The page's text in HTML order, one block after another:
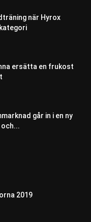
när Hyrox
ersätta en frukost
går in i en ny
2019